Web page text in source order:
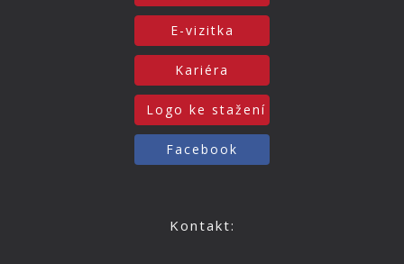
E-vizitka
Kariéra
Logo ke stažení
Facebook
Kontakt: